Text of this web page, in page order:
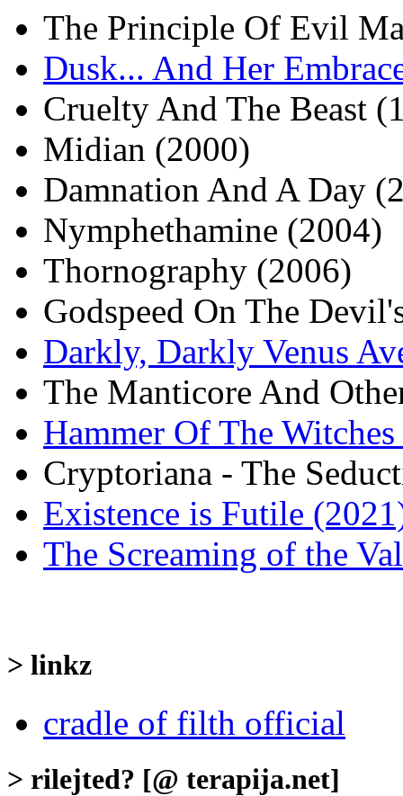
The Principle Of Evil
Dusk... And Her
Cruelty And The Beast
Midian (2000)
Damnation And A Day
Nymphethamine (2004)
Thornography (2006)
Godspeed On The
Darkly, Darkly Venus
The Manticore And
Hammer Of The
Cryptoriana - The
Existence is Futile
The Screaming of the
> linkz
cradle of filth official
> rilejted? [@ terapija.net]